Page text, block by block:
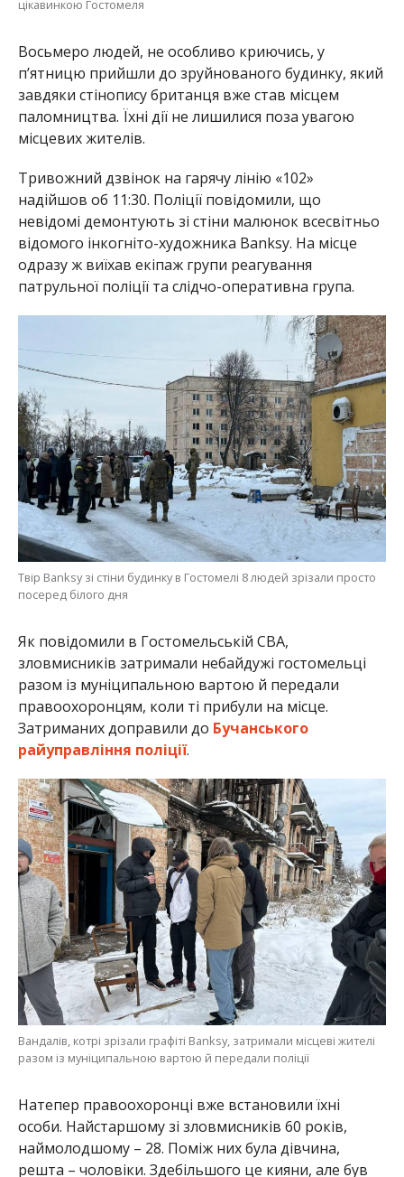
цікавинкою Гостомеля
Восьмеро людей, не особливо криючись, у
п’ятницю прийшли до зруйнованого будинку, який
завдяки стінопису британця вже став місцем
паломництва. Їхні дії не лишилися поза увагою
місцевих жителів.
Тривожний дзвінок на гарячу лінію «102»
надійшов об 11:30. Поліції повідомили, що
невідомі демонтують зі стіни малюнок всесвітньо
відомого інкогніто-художника Banksy. На місце
одразу ж виїхав екіпаж групи реагування
патрульної поліції та слідчо-оперативна група.
Твір Banksy зі стіни будинку в Гостомелі 8 людей зрізали просто
посеред білого дня
Як повідомили в Гостомельській СВА,
зловмисників затримали небайдужі гостомельці
разом із муніципальною вартою й передали
правоохоронцям, коли ті прибули на місце.
Затриманих доправили до Бучанського
райуправління поліції.
Вандалів, котрі зрізали графіті Banksy, затримали місцеві жителі
разом із муніципальною вартою й передали поліції
Натепер правоохоронці вже встановили їхні
особи. Найстаршому зі зловмисників 60 років,
наймолодшому – 28. Поміж них була дівчина,
решта – чоловіки. Здебільшого це кияни, але був